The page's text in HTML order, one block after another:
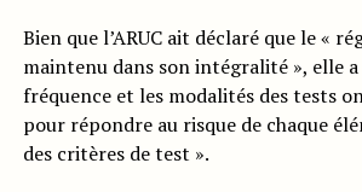
Bien que l’ARUC ait déclaré que le «
maintenu dans son intégralité », elle a
fréquence et les modalités des tests
pour répondre au risque de chaque
des critères de test ».